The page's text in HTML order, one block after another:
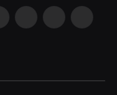
LinkedIn WhatsAppReddit TikTok